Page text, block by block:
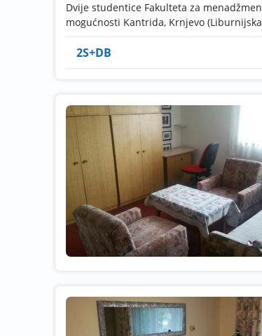
Dvije studentice Fakulteta za
mogućnosti Kantrida, Krnjevo
2S+DB